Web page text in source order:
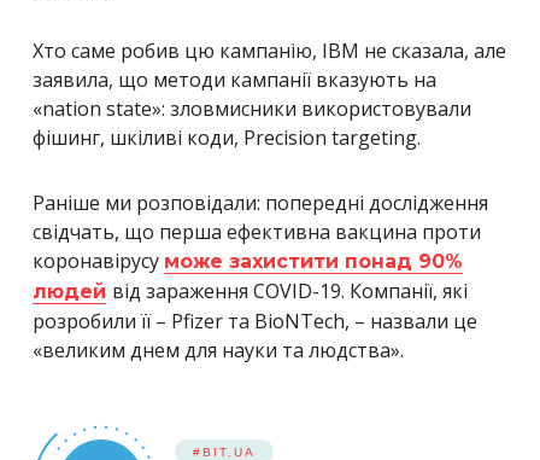
Хто саме робив цю кампанію, IBM не сказала, але
заявила, що методи кампанії вказують на
«nation state»: зловмисники використовували
фішинг, шкіливі коди, Precision targeting.
Раніше ми розповідали: попередні дослідження
свідчать, що перша ефективна вакцина проти
коронавірусу може захистити понад 90%
людей від зараження COVID-19. Компанії, які
розробили її – Pfizer та BioNTech, – назвали це
«великим днем для науки та людства».
#BIT.UA